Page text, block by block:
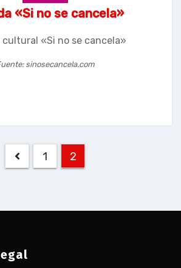
«Si no se cancela»
«Si no se cancela»
sinosecancela.com
Navegación
de
1 2